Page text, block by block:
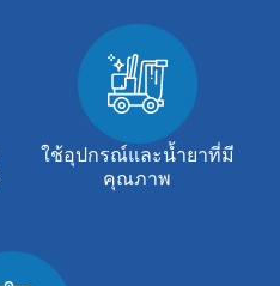
ใช้อุปกรณ์และน้ำยาที่มี
คุณภาพ